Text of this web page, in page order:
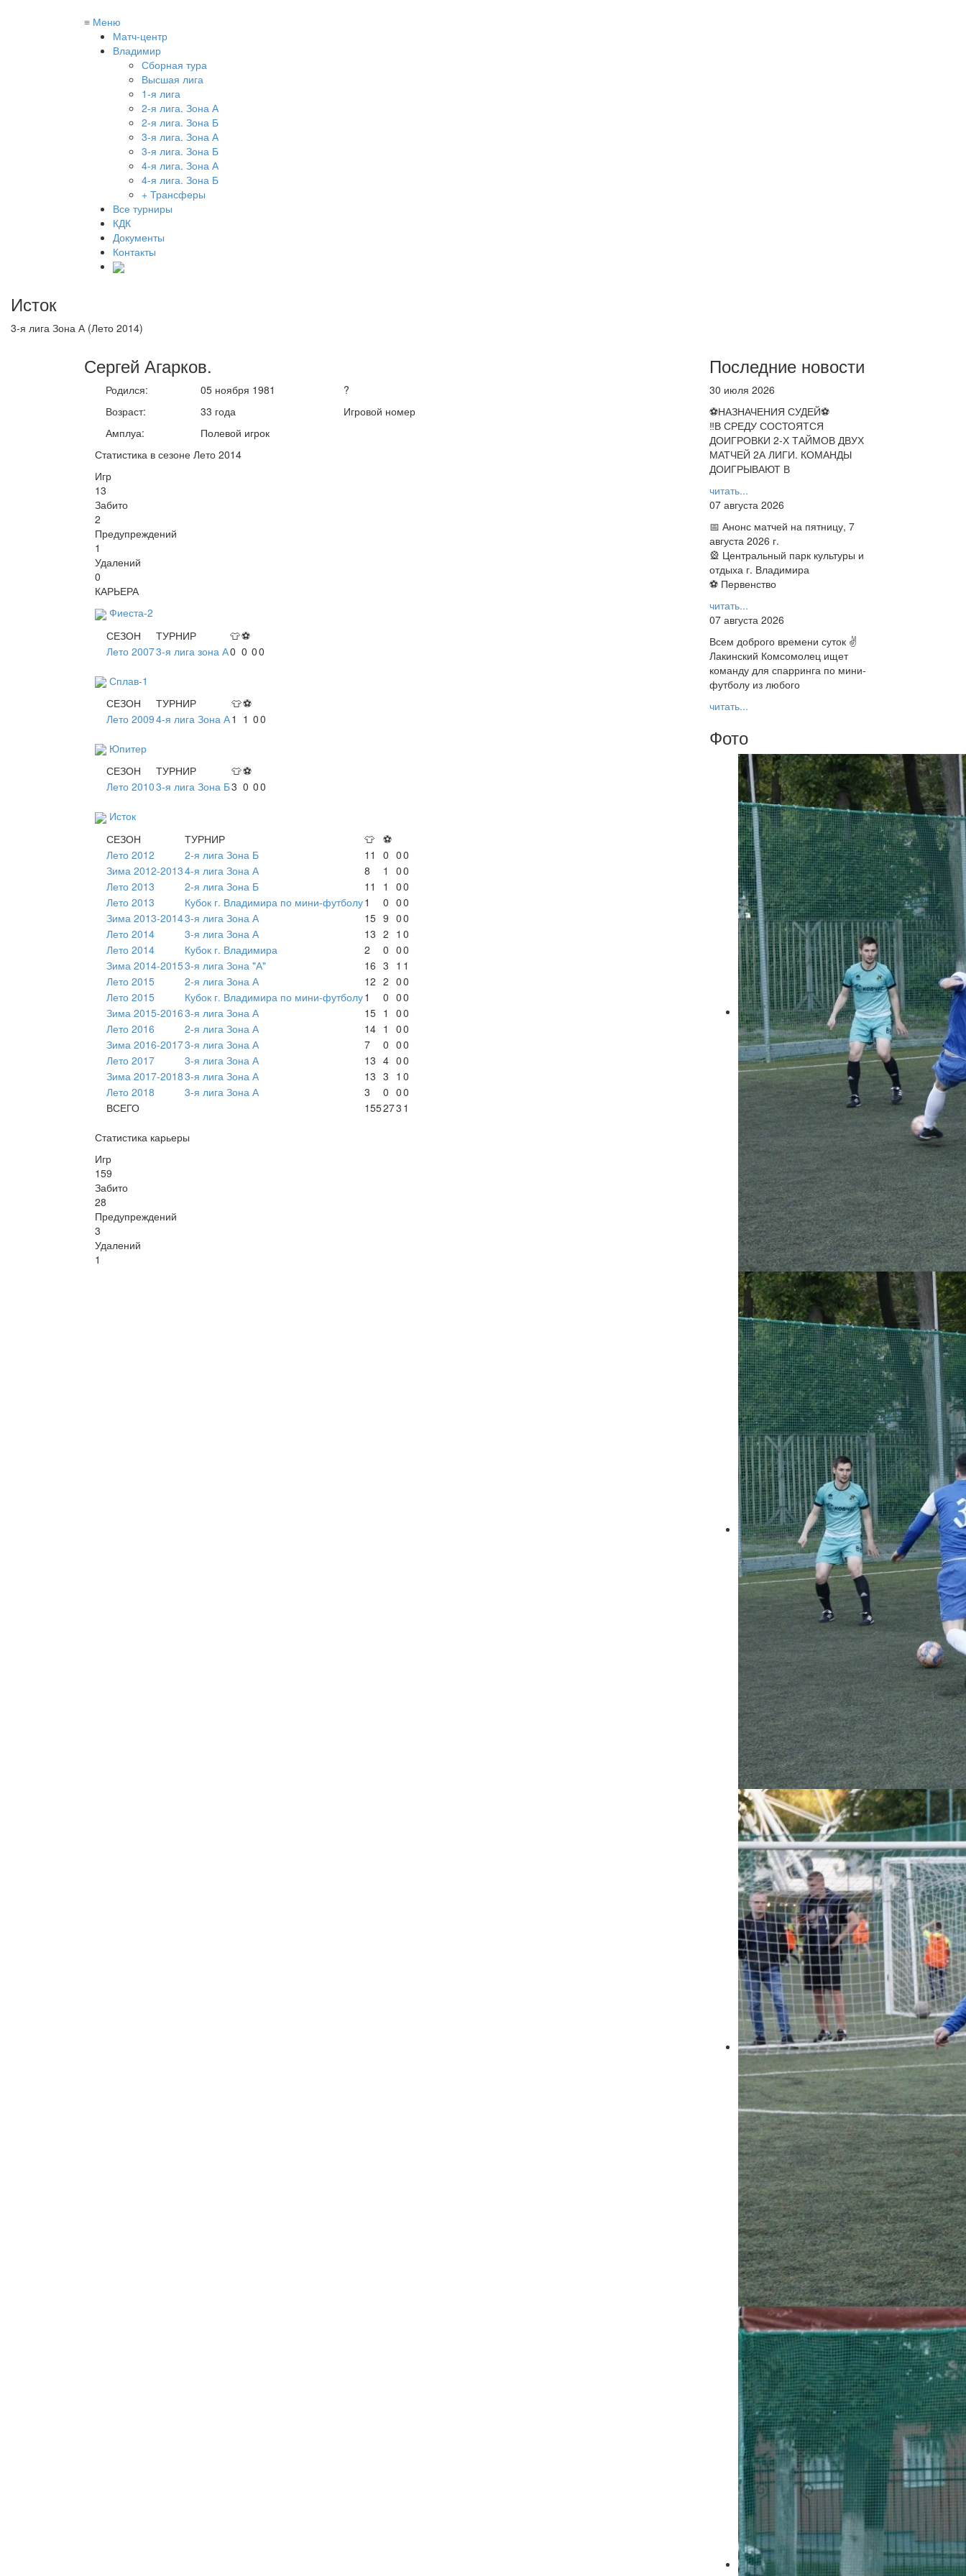
≡ Меню
Матч-центр
Владимир
Сборная тура
Высшая лига
1-я лига
2-я лига. Зона А
2-я лига. Зона Б
3-я лига. Зона А
3-я лига. Зона Б
4-я лига. Зона А
4-я лига. Зона Б
+ Трансферы
Все турниры
КДК
Документы
Контакты
Исток
3-я лига Зона А (Лето 2014)
Сергей Агарков.
Родился:
Возраст:
Амплуа:
05 ноября 1981
33 года
Полевой игрок
?
Игровой номер
Статистика в сезоне Лето 2014
Игр
13
Забито
2
Предупреждений
1
Удалений
0
КАРЬЕРА
Фиеста-2
СЕЗОН
ТУРНИР 👕⚽
Лето 20073-я лига зона А0 0 00
Сплав-1
СЕЗОН
ТУРНИР 👕⚽
Лето 20094-я лига Зона А1 1 00
Юпитер
СЕЗОН
ТУРНИР 👕⚽
Лето 20103-я лига Зона Б3 0 00
Исток
СЕЗОН
ТУРНИР 👕 ⚽
Лето 2012
2-я лига Зона Б 11 0 00
Зима 2012-20134-я лига Зона А 8 1 00
Лето 2013
2-я лига Зона Б 11 1 00
Лето 2013
Кубок г. Владимира по мини-футболу1 0 00
Зима 2013-20143-я лига Зона А 15 9 00
Лето 2014
3-я лига Зона А 13 2 1 0
Лето 2014
Кубок г. Владимира 2 0 00
Зима 2014-20153-я лига Зона "А" 16 3 1 1
Лето 2015
2-я лига Зона А 12 2 00
Лето 2015
Кубок г. Владимира по мини-футболу1 0 00
Зима 2015-20163-я лига Зона А 15 1 00
Лето 2016
2-я лига Зона А 14 1 00
Зима 2016-20173-я лига Зона А 7 0 00
Лето 2017
3-я лига Зона А 13 4 00
Зима 2017-20183-я лига Зона А 13 3 1 0
Лето 2018
3-я лига Зона А 3 0 00
ВСЕГО
155273 1
Статистика карьеры
Игр
159
Забито
28
Предупреждений
3
Удалений
1
Последние новости
30 июля 2026
⚽НАЗНАЧЕНИЯ СУДЕЙ⚽
‼В СРЕДУ СОСТОЯТСЯ
ДОИГРОВКИ 2-Х ТАЙМОВ ДВУХ
МАТЧЕЙ 2А ЛИГИ. КОМАНДЫ
ДОИГРЫВАЮТ В
читать...
07 августа 2026
📅 Анонс матчей на пятницу, 7
августа 2026 г.
🎡 Центральный парк культуры и
отдыха г. Владимира
⚽ Первенство
читать...
07 августа 2026
Всем доброго времени суток ✌
Лакинский Комсомолец ищет
команду для спарринга по мини-
футболу из любого
читать...
Фото